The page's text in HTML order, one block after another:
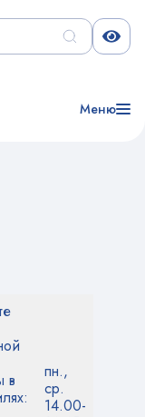
Меню
в
пн.,
ср.
14.00-